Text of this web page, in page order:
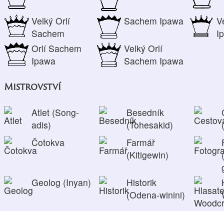
Velký Orlí
Sachem
Sachem Ipawa
Orlí Sachem
Ipawa
Velký Orlí
Sachem Ipawa
Mistrovství
Atlet (Song-
adis)
Besedník
(Tohesakid)
Čotokva
Farmář
(Kitigewin)
Geolog (Inyan)
Historik
(Odena-winini)